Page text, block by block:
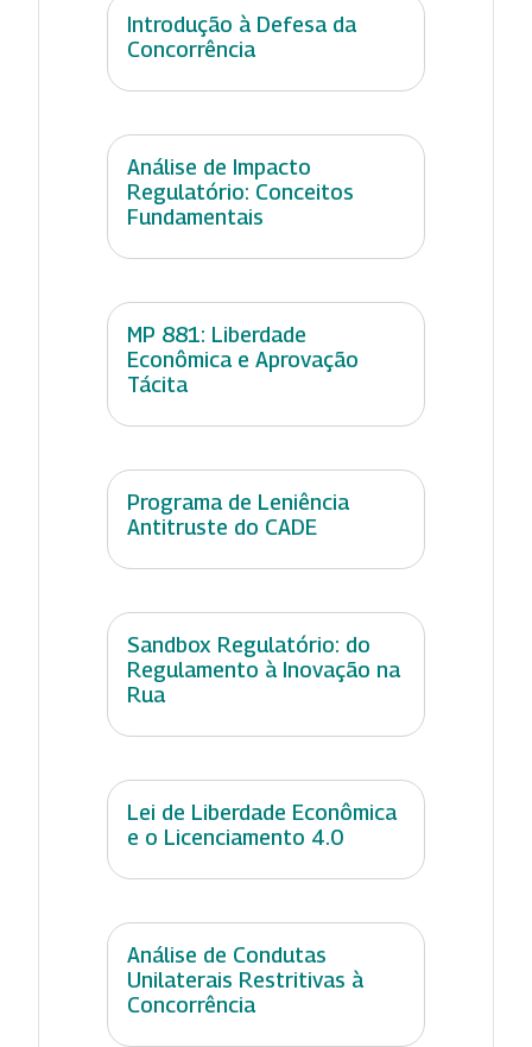
Introdução à Defesa da
Concorrência
Análise de Impacto
Regulatório: Conceitos
Fundamentais
MP 881: Liberdade
Econômica e Aprovação
Tácita
Programa de Leniência
Antitruste do CADE
Sandbox Regulatório: do
Regulamento à Inovação na
Rua
Lei de Liberdade Econômica
e o Licenciamento 4.0
Análise de Condutas
Unilaterais Restritivas à
Concorrência